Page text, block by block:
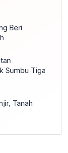
Beri
Sumbu Tiga
Tanah